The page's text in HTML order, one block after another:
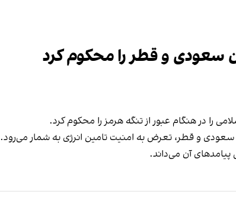
سعودی و قطر را محکوم کرد
در هنگام عبور از تنگه هرمز را محکوم کرد.
و قطر، تعرض به امنیت تامین انرژی به شمار می‌رود.
پیامدهای آن می‌داند.